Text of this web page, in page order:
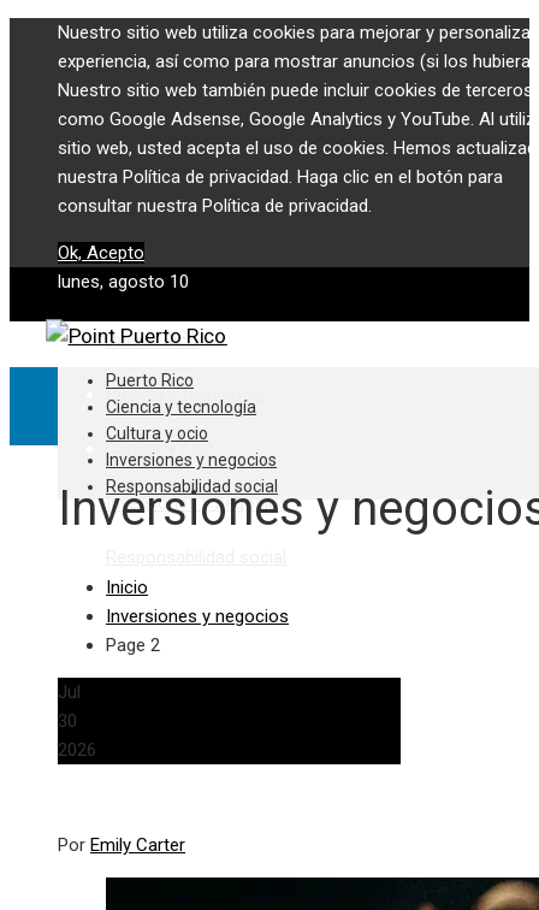
Nuestro sitio web utiliza cookies para mejorar y
experiencia, así como para mostrar anuncios (si los hubiera).
Nuestro sitio web también puede incluir cookies de terceros,
como Google Adsense, Google Analytics y YouTube. Al
sitio web, usted acepta el uso de cookies. Hemos
nuestra Política de privacidad. Haga clic en el botón para
consultar nuestra Política de privacidad.
Ok, Acepto
lunes, agosto 10
Puerto Rico
Ciencia y tecnología
Cultura y ocio
Inversiones y negocios
Puerto Rico
Ciencia y tecnología
Cultura y ocio
Inversiones y negocios
Responsabilidad social
Inversiones y
Inicio
Inversiones y negocios
Page 2
Jul
30
2026
Por Emily Carter